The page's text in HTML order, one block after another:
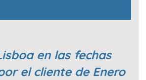
en las fechas
el cliente de Enero